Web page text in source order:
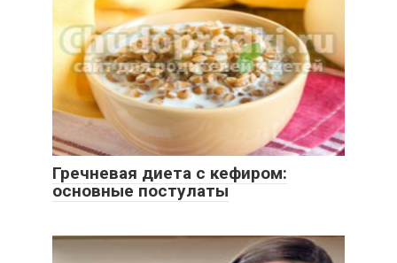
Гречневая диета с кефиром:
основные постулаты